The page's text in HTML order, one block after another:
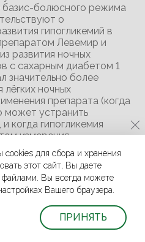
cookies для сбора и хранения
этот сайт, Вы даете
файлами. Вы всегда можете
Вашего браузера.
ПРИНЯТЬ